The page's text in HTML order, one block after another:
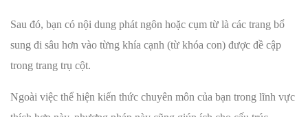
Sau đó, bạn có nội dung phát ngôn hoặc cụm từ là các trang bổ
sung đi sâu hơn vào từng khía cạnh (từ khóa con) được đề cập
trong trang trụ cột.
Ngoài việc thể hiện kiến thức chuyên môn của bạn trong lĩnh vực